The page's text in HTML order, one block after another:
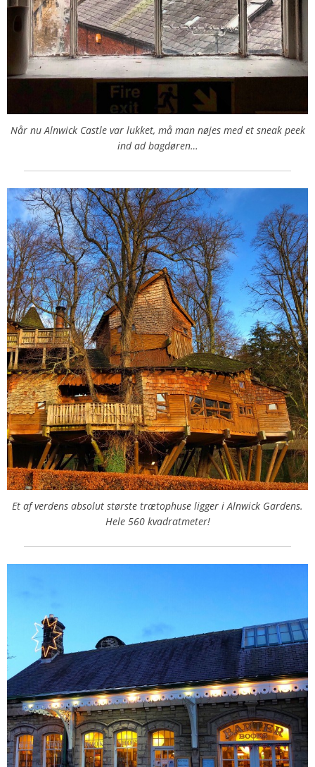
Når nu Alnwick Castle var lukket, må man nøjes med et sneak peek
ind ad bagdøren…
Et af verdens absolut største trætophuse ligger i Alnwick Gardens.
Hele 560 kvadratmeter!